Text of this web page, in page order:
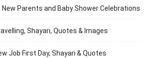
Parents and Baby Shower Celebrations
Shayari, Quotes & Images
Job First Day, Shayari & Quotes